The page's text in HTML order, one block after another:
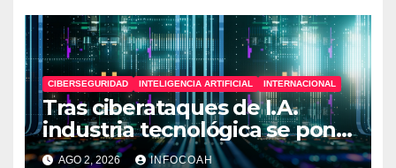
CIBERSEGURIDAD INTELIGENCIA ARTIFICIAL INTERNACIONAL
Tras ciberataques de I.A.
industria tecnológica se pone
en alerta
AGO 2, 2026 INFOCOAH